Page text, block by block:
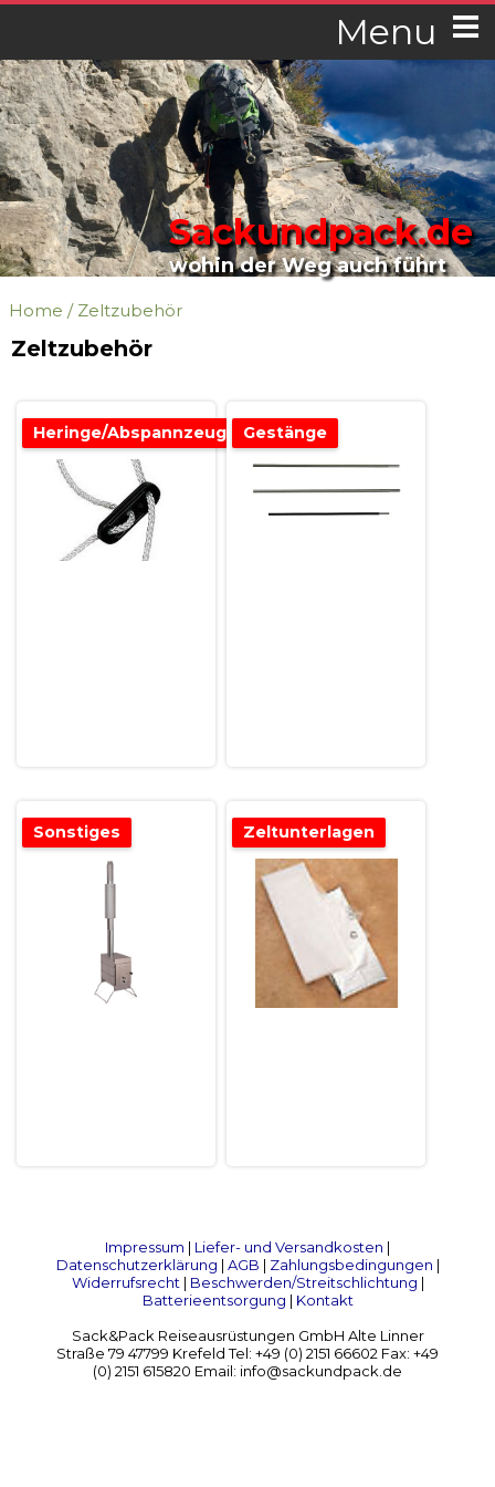
Menu
Sackundpack.de
wohin der Weg auch führt
Home / Zeltzubehör
Zeltzubehör
Heringe/Abspannzeug Gestänge
Sonstiges Zeltunterlagen
Impressum | Liefer- und Versandkosten |
Datenschutzerklärung | AGB | Zahlungsbedingungen |
Widerrufsrecht| Beschwerden/Streitschlichtung |
Batterieentsorgung | Kontakt
Sack&Pack Reiseausrüstungen GmbH Alte Linner
Straße 79 47799 Krefeld Tel: +49 (0) 2151 66602 Fax: +49
(0) 2151 615820 Email: info@sackundpack.de